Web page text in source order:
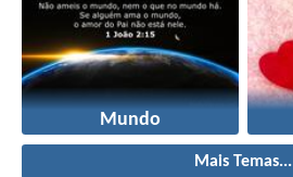
Mundo
Mais Temas...